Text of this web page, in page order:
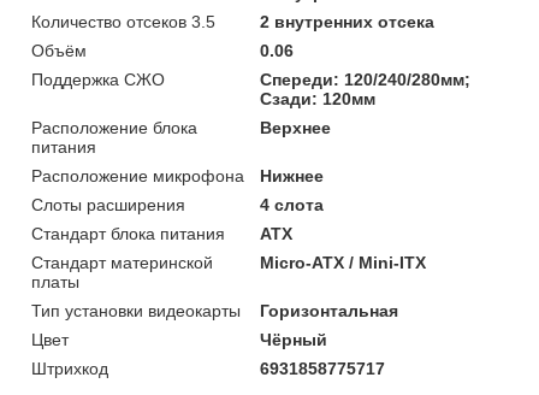
Количество отсеков 3.5
2 внутренних отсека
Объём
0.06
Поддержка СЖО
Спереди: 120/240/280мм;
Сзади: 120мм
Расположение блока
питания
Верхнее
Расположение микрофона
Нижнее
Слоты расширения
4 слота
Стандарт блока питания
ATX
Стандарт материнской
платы
Micro-ATX / Mini-ITX
Тип установки видеокарты
Горизонтальная
Цвет
Чёрный
Штрихкод
6931858775717